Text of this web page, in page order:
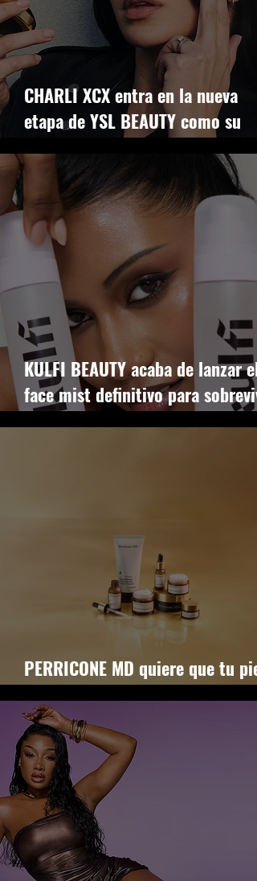
CHARLI XCX entra en la nueva
etapa de YSL BEAUTY como su
rostro más incómodo
KULFI BEAUTY acaba de lanzar el
face mist definitivo para
al cansancio facial
PERRICONE MD quiere que tu piel
deje de pedir perdón